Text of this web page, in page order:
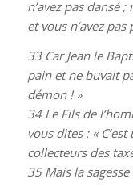
n’avez pas dansé
et vous n’avez pas
33 Car Jean le
pain et ne buvait
démon ! »
34 Le Fils de
vous dites : «
collecteurs des
35 Mais la